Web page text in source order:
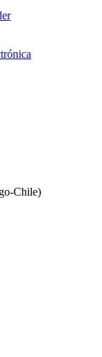
Chile)